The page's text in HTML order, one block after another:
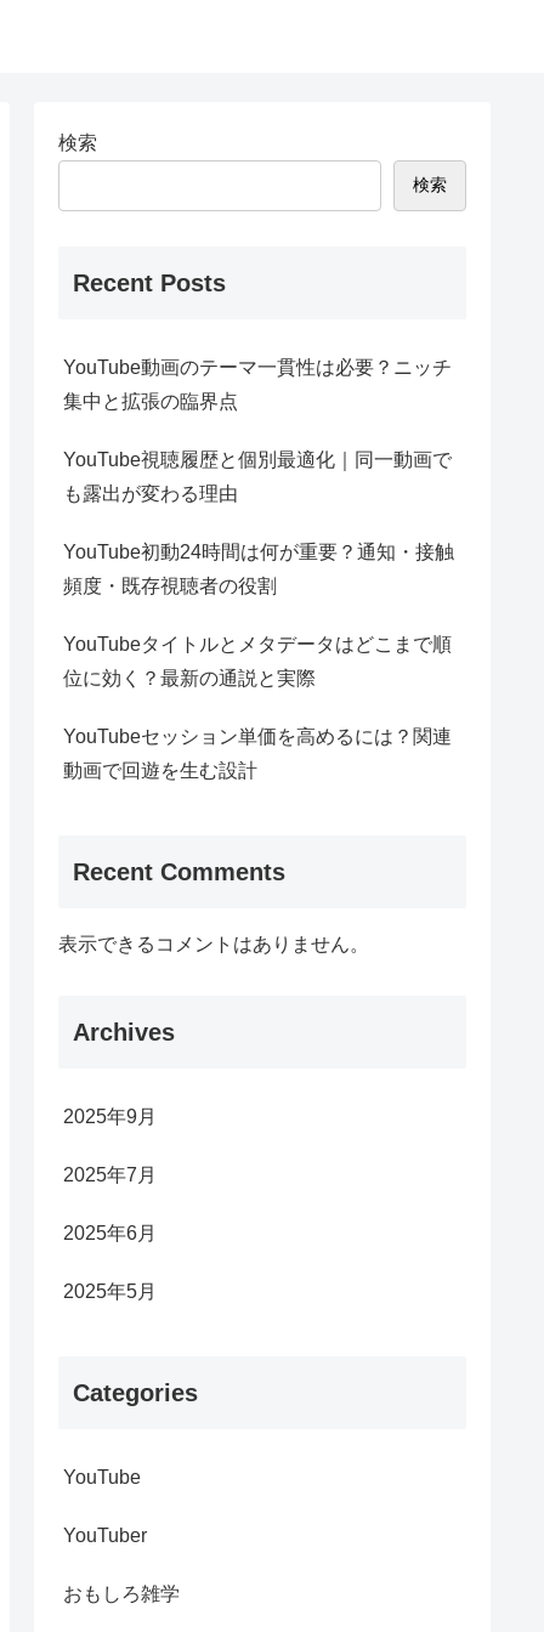
検索
検索
Recent Posts
YouTube動画のテーマ一貫性は必要？ニッチ
集中と拡張の臨界点
YouTube視聴履歴と個別最適化｜同一動画で
も露出が変わる理由
YouTube初動24時間は何が重要？通知・接触
頻度・既存視聴者の役割
YouTubeタイトルとメタデータはどこまで順
位に効く？最新の通説と実際
YouTubeセッション単価を高めるには？関連
動画で回遊を生む設計
Recent Comments
表示できるコメントはありません。
Archives
2025年9月
2025年7月
2025年6月
2025年5月
Categories
YouTube
YouTuber
おもしろ雑学